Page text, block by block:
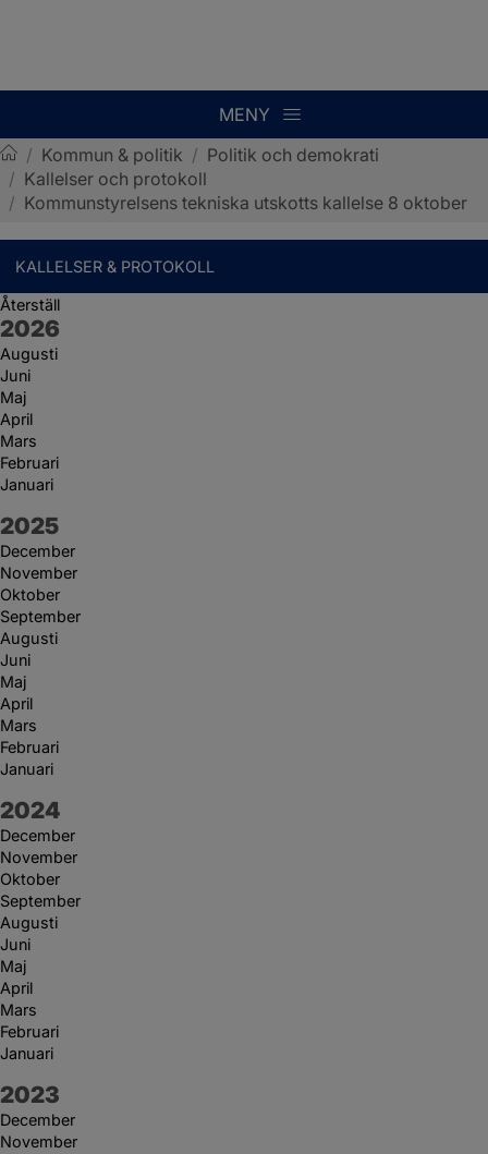
MENY
Sotenäs kommun
/ Kommun & politik / Politik och demokrati
/ Kallelser och protokoll
/ Kommunstyrelsens tekniska utskotts kallelse 8 oktober
KALLELSER & PROTOKOLL
Återställ
År:
2026
Augusti
Juni
Maj
April
Mars
Februari
Januari
År:
2025
December
November
Oktober
September
Augusti
Juni
Maj
April
Mars
Februari
Januari
År:
2024
December
November
Oktober
September
Augusti
Juni
Maj
April
Mars
Februari
Januari
År:
2023
December
November